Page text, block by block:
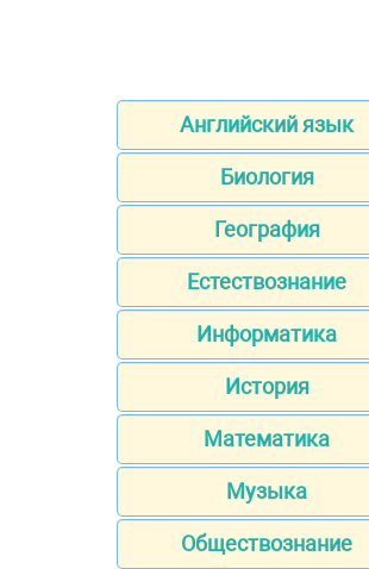
Английский язык
Биология
География
Естествознание
Информатика
История
Математика
Музыка
Обществознание